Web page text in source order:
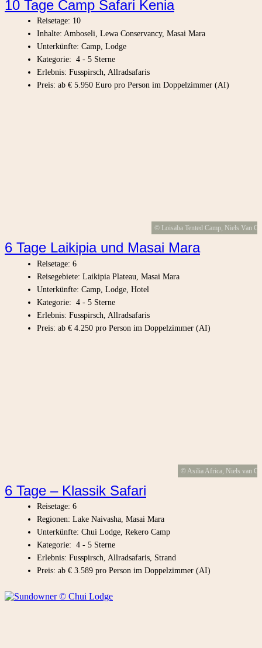
10 Tage Camp Safari Kenia
Reisetage: 10
Inhalte: Amboseli, Lewa Conservancy, Masai Mara
Unterkünfte: Camp, Lodge
Kategorie: 4 - 5 Sterne
Erlebnis: Fusspirsch, Allradsafaris
Preis: ab € 5.950 Euro pro Person im Doppelzimmer (AI)
© Loisaba Tented Camp, Niels Van
6 Tage Laikipia und Masai Mara
Reisetage: 6
Reisegebiete: Laikipia Plateau, Masai Mara
Unterkünfte: Camp, Lodge, Hotel
Kategorie: 4 - 5 Sterne
Erlebnis: Fusspirsch, Allradsafaris
Preis: ab € 4.250 pro Person im Doppelzimmer (AI)
© Asilia Africa, Niels van
6 Tage – Klassik Safari
Reisetage: 6
Regionen: Lake Naivasha, Masai Mara
Unterkünfte: Chui Lodge, Rekero Camp
Kategorie: 4 - 5 Sterne
Erlebnis: Fusspirsch, Allradsafaris, Strand
Preis: ab € 3.589 pro Person im Doppelzimmer (AI)